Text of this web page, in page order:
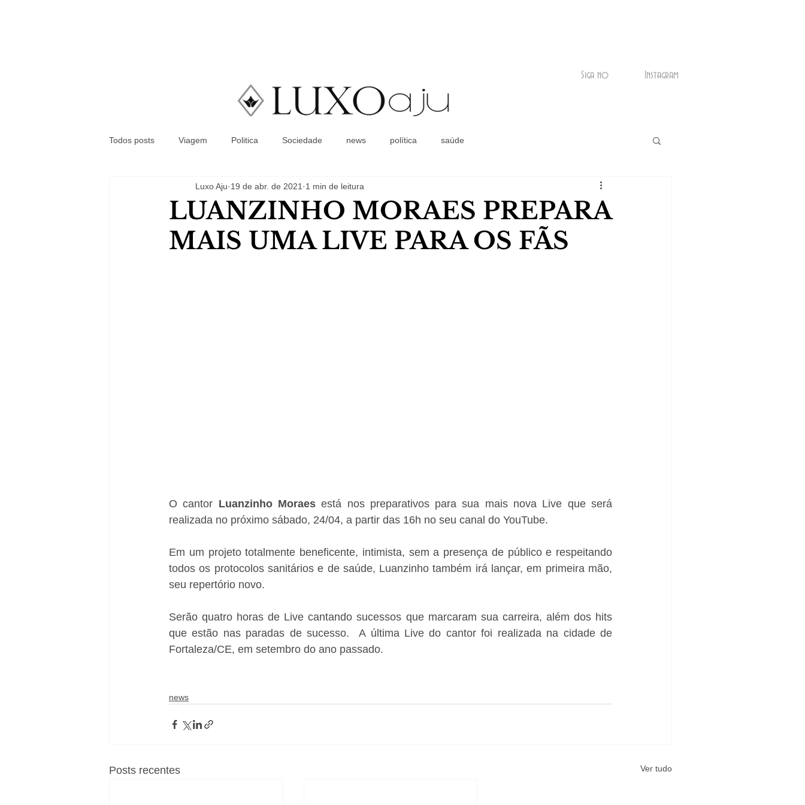
Coluna Social
Siga no Instagram
Todos posts Viagem Politica Sociedade news política saúde
LUANZINHO MORAES PREPARA
MAIS UMA LIVE PARA OS FÃS
Luxo Aju 19 de abr. de 2021 1 min de leitura
O cantor Luanzinho Moraes está nos preparativos para sua mais nova Live que será
realizada no próximo sábado, 24/04, a partir das 16h no seu canal do YouTube.
Em um projeto totalmente beneficente, intimista, sem a presença de público e respeitando
todos os protocolos sanitários e de saúde, Luanzinho também irá lançar, em primeira mão,
seu repertório novo.
Serão quatro horas de Live cantando sucessos que marcaram sua carreira, além dos hits
que estão nas paradas de sucesso.  A última Live do cantor foi realizada na cidade de
Fortaleza/CE, em setembro do ano passado.
news
Posts recentes Ver tudo